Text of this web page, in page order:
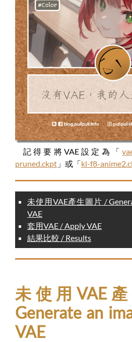
記得要將VAE設定為「
pruned.ckpt 」或「kl-f8-
未使用VAE產生圖片 /
VAE
套用VAE / Apply VAE
結果比較 / Results
未使用VAE
Generate an
VAE